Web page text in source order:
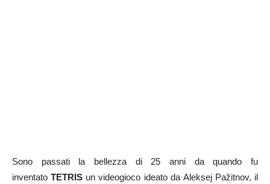
Sono passati la bellezza di 25 anni da quando fu
inventatoTETRIS un videogioco ideato da Aleksej Pažitnov, il